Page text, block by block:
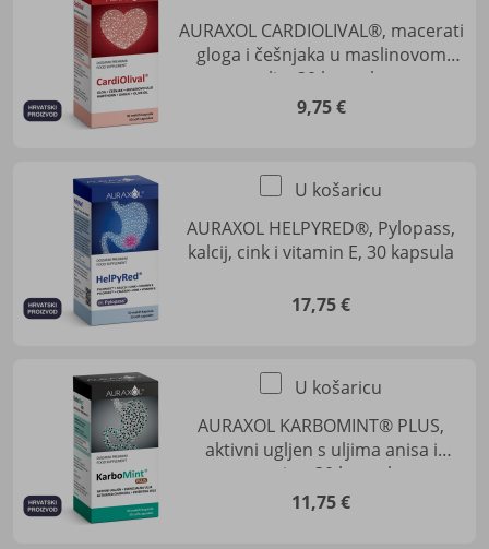
AURAXOL CARDIOLIVAL®, macerati
gloga i češnjaka u maslinovom
ulju, 30 kapsula
9,75 €
AURAXOL HELPYRED®, Pylopass,
kalcij, cink i vitamin E, 30 kapsula
17,75 €
U košaricu
AURAXOL KARBOMINT® PLUS,
aktivni ugljen s uljima anisa i
metvice, 30 kapsula
11,75 €
U košaricu